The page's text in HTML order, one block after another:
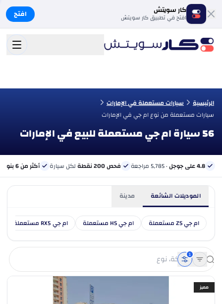
كار سويتش
افتح في تطبيق كار سويتش افتح
الرئيسية
سيارات مستعملة في الإمارات
سيارات مستعملة من نوع ام جي في الإمارات
56 سيارة ام جي مستعملة للبيع في الإمارات
4.8 على جوجل · 5,785 مراجعة فحص 200 نقطة لكل سيارة أكثر من 6 بنوك
الموديلات الشائعة مدينة
ام جي ZS مستعملة ام جي HS مستعملة ام جي RX5 مستعملة
1
مميز